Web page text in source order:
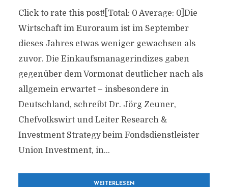
Click to rate this post![Total: 0 Average: 0]Die
Wirtschaft im Euroraum ist im September
dieses Jahres etwas weniger gewachsen als
zuvor. Die Einkaufsmanagerindizes gaben
gegenüber dem Vormonat deutlicher nach als
allgemein erwartet – insbesondere in
Deutschland, schreibt Dr. Jörg Zeuner,
Chefvolkswirt und Leiter Research &
Investment Strategy beim Fondsdienstleister
Union Investment, in...
WEITERLESEN